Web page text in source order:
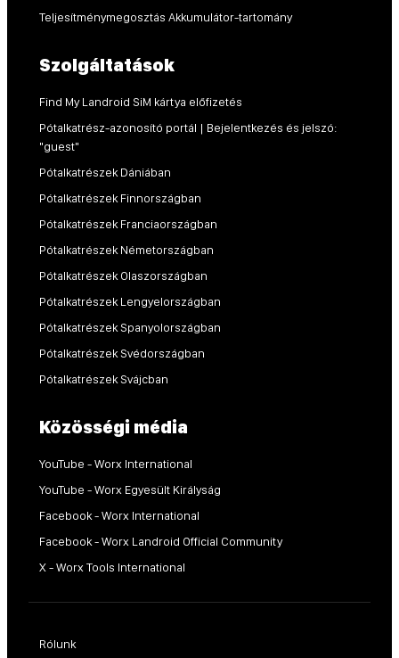
Teljesítménymegosztás Akkumulátor-tartomány
Szolgáltatások
Find My Landroid SiM kártya előfizetés
Pótalkatrész-azonosító portál | Bejelentkezés és jelszó:
"guest"
Pótalkatrészek Dániában
Pótalkatrészek Finnországban
Pótalkatrészek Franciaországban
Pótalkatrészek Németországban
Pótalkatrészek Olaszországban
Pótalkatrészek Lengyelországban
Pótalkatrészek Spanyolországban
Pótalkatrészek Svédországban
Pótalkatrészek Svájcban
Közösségi média
YouTube - Worx International
YouTube - Worx Egyesült Királyság
Facebook - Worx International
Facebook - Worx Landroid Official Community
X - Worx Tools International
Rólunk